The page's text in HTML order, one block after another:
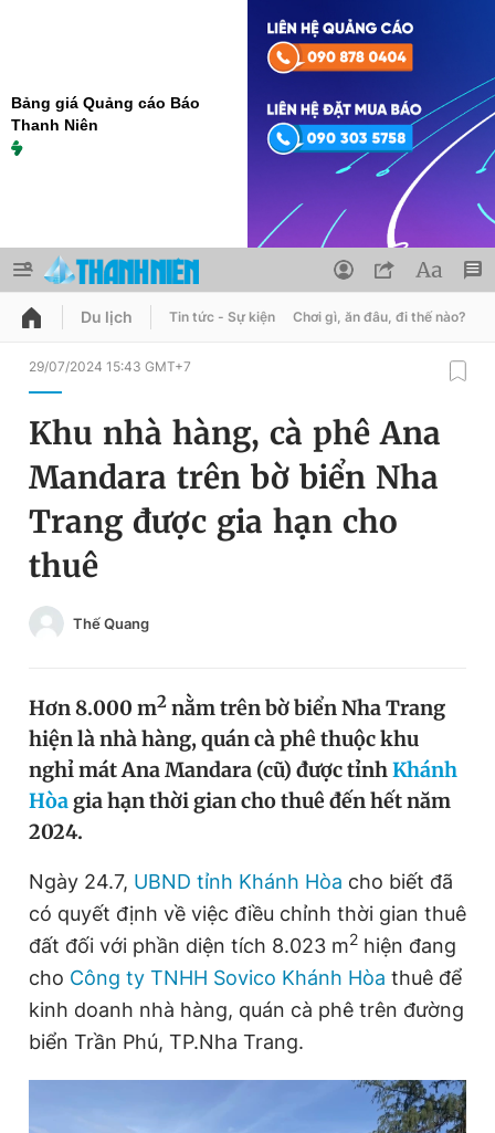
Bảng giá Quảng cáo Báo
Thanh Niên
QUẢNG CÁO
Chuyên mục
Chuyên mục khác
Chào ngày mới
Tin thị trường
Video Magazine
Sản phẩm khác
Tiện ích
Thông tin tòa soạn Liên hệ quảng cáo
Đổi mật khẩu
Tin đã lưu
Tin đã xem
Du lịch Tin tức - Sự kiện Chơi gì, ăn đâu, đi thế nào?
29/07/2024 15:43 GMT+7
Khu nhà hàng, cà phê Ana
Mandara trên bờ biển Nha
Trang được gia hạn cho
thuê
Thế Quang
Hơn 8.000 m2 nằm trên bờ biển Nha Trang
hiện là nhà hàng, quán cà phê thuộc khu
nghỉ mát Ana Mandara (cũ) được tỉnhKhánh
Hòagia hạn thời gian cho thuê đến hết năm
2024.
Ngày 24.7, UBND tỉnh Khánh Hòa cho biết đã
có quyết định về việc điều chỉnh thời gian thuê
đất đối với phần diện tích 8.023 m2 hiện đang
cho Công ty TNHH Sovico Khánh Hòa thuê để
kinh doanh nhà hàng, quán cà phê trên đường
biển Trần Phú, TP.Nha Trang.